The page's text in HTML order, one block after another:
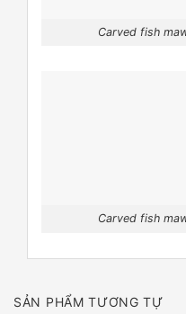
Carved fish
Carved fish
SẢN PHẨM TƯƠNG TỰ